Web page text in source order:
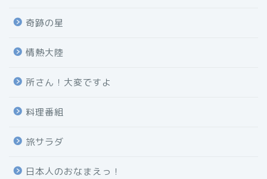
奇跡の星
情熱大陸
所さん！大変ですよ
料理番組
旅サラダ
日本人のおなまえっ！